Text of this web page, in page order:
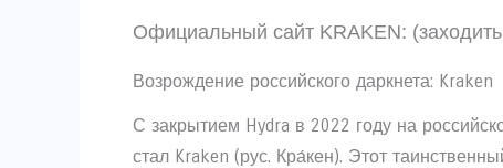
Официальный сайт KRAKEN:
Возрождение российского даркнета: Kraken
С закрытием Hydra в 2022 году на
стал Kraken (рус. Кра́кен). Этот